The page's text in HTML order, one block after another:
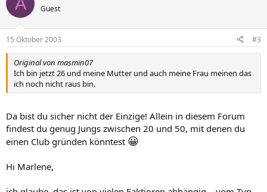
Guest
15 Oktober 2003 #3
Original von masmin07
Ich bin jetzt 26 und meine Mutter und auch meine Frau meinen das
ich noch nicht raus bin.
Da bist du sicher nicht der Einzige! Allein in diesem Forum
findest du genug Jungs zwischen 20 und 50, mit denen du
einen Club gründen könntest 😀
Hi Marlene,